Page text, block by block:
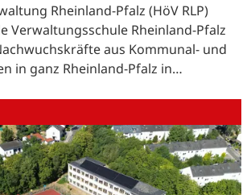
Rheinland-Pfalz (HöV RLP)
Verwaltungsschule Rheinland-Pfalz
aus Kommunal- und
in ganz Rheinland-Pfalz in…